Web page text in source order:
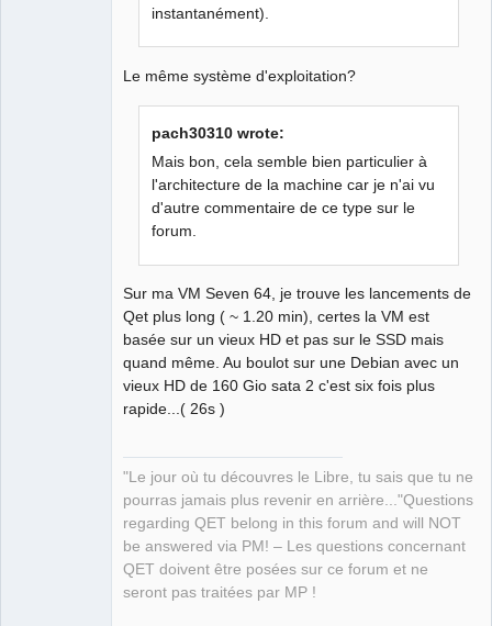
instantanément).
Le même système d'exploitation?
pach30310 wrote:
Mais bon, cela semble bien particulier à
l'architecture de la machine car je n'ai vu
d'autre commentaire de ce type sur le
forum.
Sur ma VM Seven 64, je trouve les lancements de
Qet plus long ( ~ 1.20 min), certes la VM est
basée sur un vieux HD et pas sur le SSD mais
quand même. Au boulot sur une Debian avec un
vieux HD de 160 Gio sata 2 c'est six fois plus
rapide...( 26s )
"Le jour où tu découvres le Libre, tu sais que tu ne
pourras jamais plus revenir en arrière..."Questions
regarding QET belong in this forum and will NOT
be answered via PM! – Les questions concernant
QET doivent être posées sur ce forum et ne
seront pas traitées par MP !